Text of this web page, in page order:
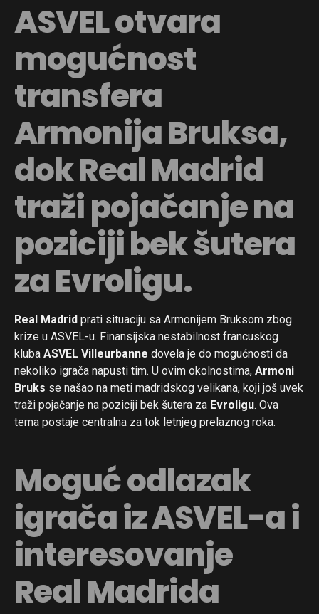
ASVEL otvara
mogućnost
transfera
Armonija Bruksa,
dok Real Madrid
traži pojačanje na
poziciji bek šutera
za Evroligu.
Real Madrid prati situaciju sa Armonijem Bruksom zbog
krize u ASVEL-u. Finansijska nestabilnost francuskog
kluba ASVEL Villeurbanne dovela je do mogućnosti da
nekoliko igrača napusti tim. U ovim okolnostima, Armoni
Bruks se našao na meti madridskog velikana, koji još uvek
traži pojačanje na poziciji bek šutera za Evroligu. Ova
tema postaje centralna za tok letnjeg prelaznog roka.
Moguć odlazak
igrača iz ASVEL-a i
interesovanje
Real Madrida